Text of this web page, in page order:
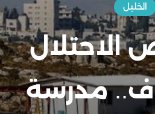
الخليل
الاحتلال
مدرسة